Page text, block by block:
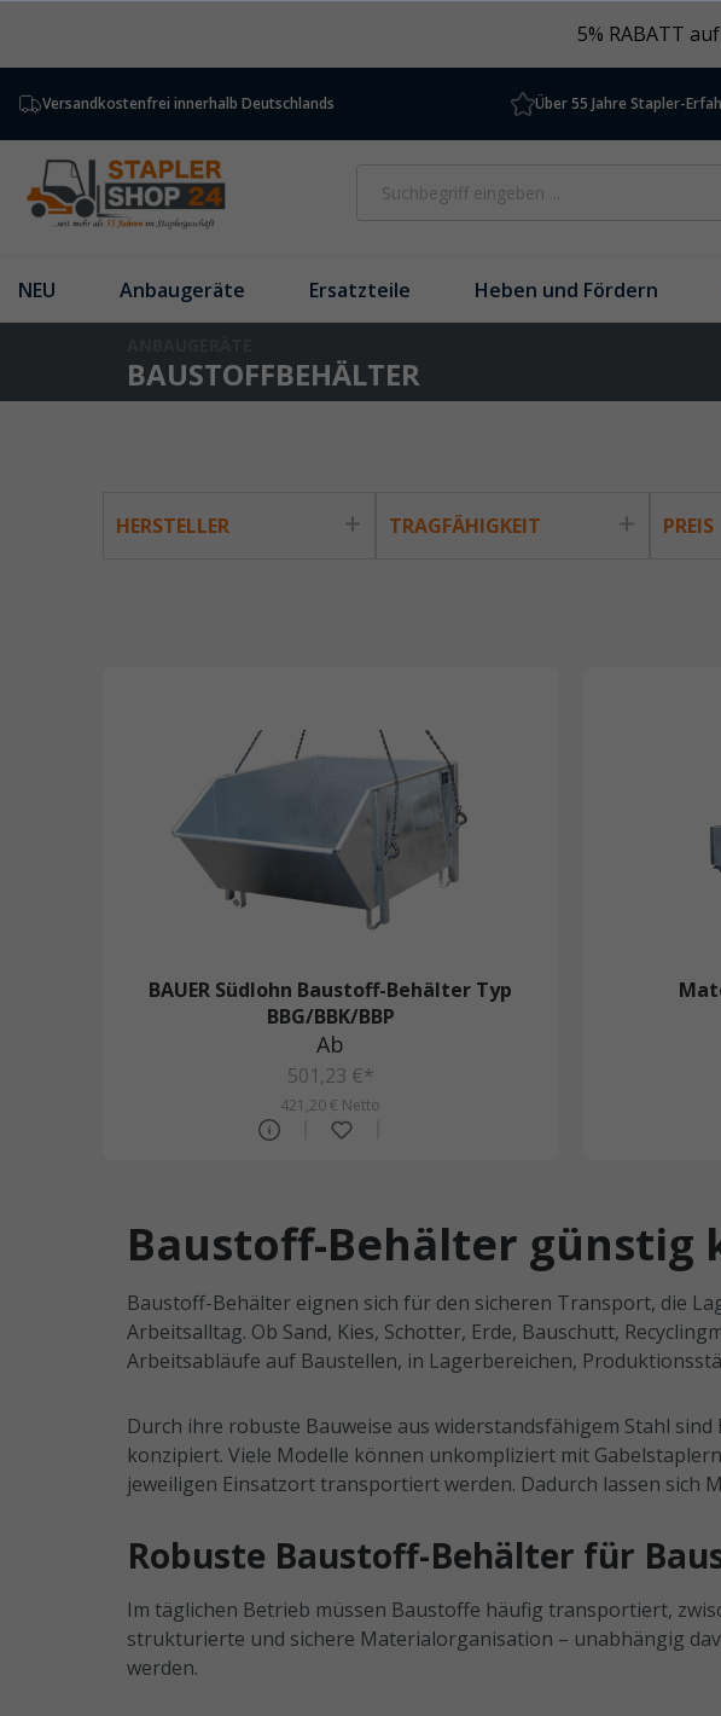
5% RABATT
Versandkostenfrei innerhalb Deutschlands Über 55 Jahre Stapler-
NEU Anbaugeräte Ersatzteile Heben und Fördern
BAUSTOFFBEHÄLTER
HERSTELLER TRAGFÄHIGKEIT PREIS
BAUER Südlohn Baustoff-Behälter Typ
BBG/BBK/BBP
Ab
501,23 €*
421,20 € Netto
Baustoff-Behälter günstig
Baustoff-Behälter eignen sich für den sicheren Transport, die
Arbeitsalltag. Ob Sand, Kies, Schotter, Erde, Bauschutt,
Arbeitsabläufe auf Baustellen, in Lagerbereichen,
Durch ihre robuste Bauweise aus widerstandsfähigem Stahl
konzipiert. Viele Modelle können unkompliziert mit
jeweiligen Einsatzort transportiert werden. Dadurch lassen
Robuste Baustoff-Behälter für
Im täglichen Betrieb müssen Baustoffe häufig transportiert,
strukturierte und sichere Materialorganisation – unabhängig
werden.